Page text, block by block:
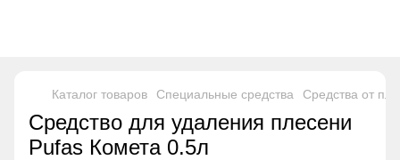
Каталог товаров Специальные средства Средства от
Средство для удаления плесени
Pufas Комета 0.5л